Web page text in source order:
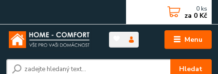
Menu
Hledat
0 ks
za 0 Kč